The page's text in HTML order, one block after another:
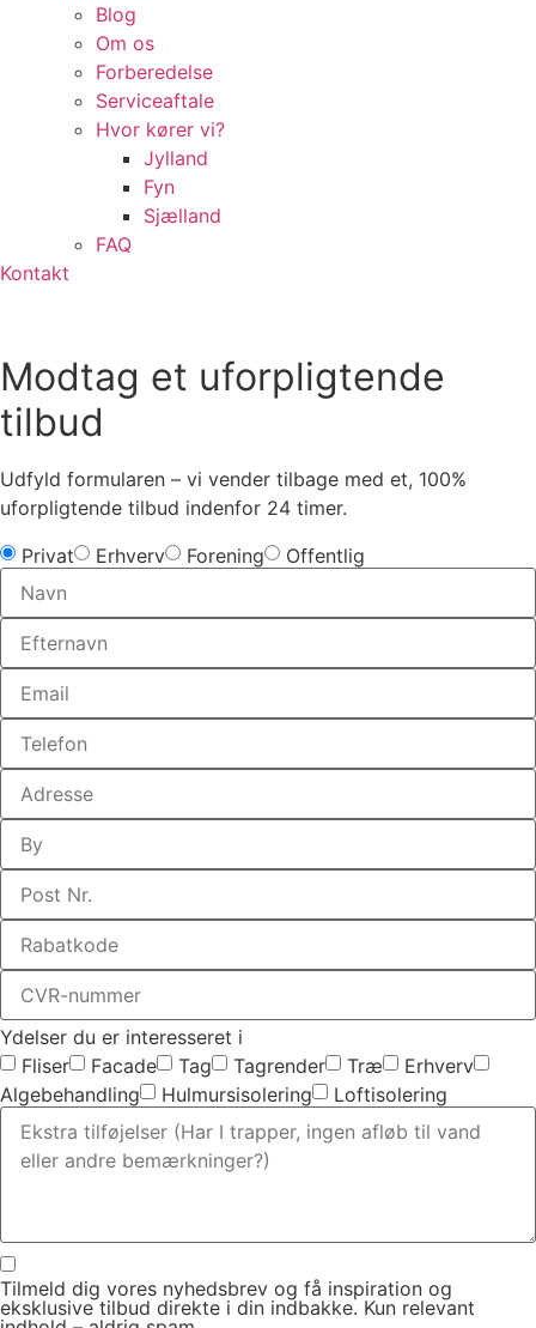
Blog
Om os
Forberedelse
Serviceaftale
Hvor kører vi?
Jylland
Fyn
Sjælland
FAQ
Kontakt
Modtag et uforpligtende
tilbud
Udfyld formularen – vi vender tilbage med et, 100%
uforpligtende tilbud indenfor 24 timer.
Privat Erhverv Forening Offentlig
Ydelser du er interesseret i
Fliser
Facade Tag Tagrender Træ
Erhverv
Algebehandling
Hulmursisolering Loftisolering
Tilmeld dig vores nyhedsbrev og få inspiration og
eksklusive tilbud direkte i din indbakke. Kun relevant